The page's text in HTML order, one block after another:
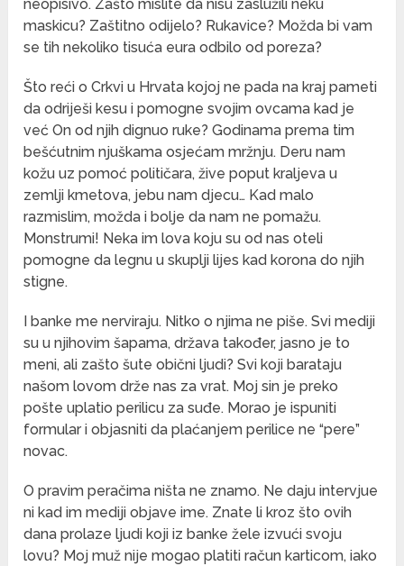
neopisivo. Zašto mislite da nisu zaslužili neku
maskicu? Zaštitno odijelo? Rukavice? Možda bi vam
se tih nekoliko tisuća eura odbilo od poreza?
Što reći o Crkvi u Hrvata kojoj ne pada na kraj pameti
da odriješi kesu i pomogne svojim ovcama kad je
već On od njih dignuo ruke? Godinama prema tim
bešćutnim njuškama osjećam mržnju. Deru nam
kožu uz pomoć političara, žive poput kraljeva u
zemlji kmetova, jebu nam djecu… Kad malo
razmislim, možda i bolje da nam ne pomažu.
Monstrumi! Neka im lova koju su od nas oteli
pomogne da legnu u skuplji lijes kad korona do njih
stigne.
I banke me nerviraju. Nitko o njima ne piše. Svi mediji
su u njihovim šapama, država također, jasno je to
meni, ali zašto šute obični ljudi? Svi koji barataju
našom lovom drže nas za vrat. Moj sin je preko
pošte uplatio perilicu za suđe. Morao je ispuniti
formular i objasniti da plaćanjem perilice ne “pere”
novac.
O pravim peračima ništa ne znamo. Ne daju intervjue
ni kad im mediji objave ime. Znate li kroz što ovih
dana prolaze ljudi koji iz banke žele izvući svoju
lovu? Moj muž nije mogao platiti račun karticom, iako